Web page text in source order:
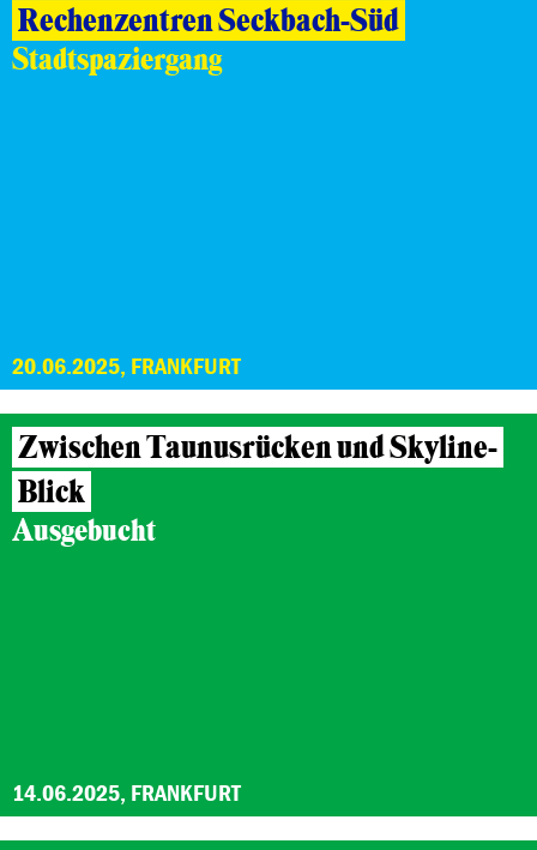
Rechenzentren Seckbach-Süd
Stadtspaziergang
20.06.2025, FRANKFURT
Zwischen Taunusrücken und Skyline-
Blick
Ausgebucht
14.06.2025, FRANKFURT